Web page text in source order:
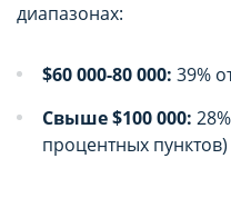
диапазонах:
$60 000-80 000: 39%
Свыше $100 000:
процентных пунктов)